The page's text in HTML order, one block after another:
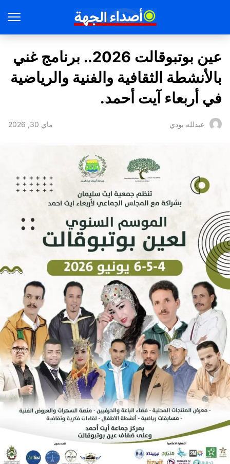
عين بوتبوقالت 2026.. برنامج غني
بالأنشطة الثقافية والفنية والرياضية
في أربعاء آيت أحمد.
عبدلله بودي ماي 30, 2026